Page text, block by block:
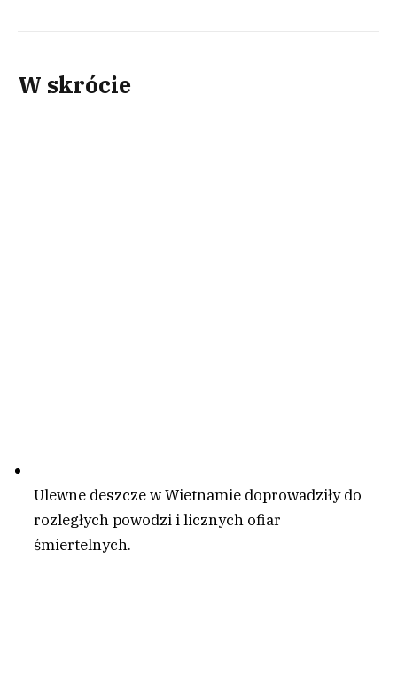
W skrócie
Ulewne deszcze w Wietnamie doprowadziły do
rozległych powodzi i licznych ofiar
śmiertelnych.